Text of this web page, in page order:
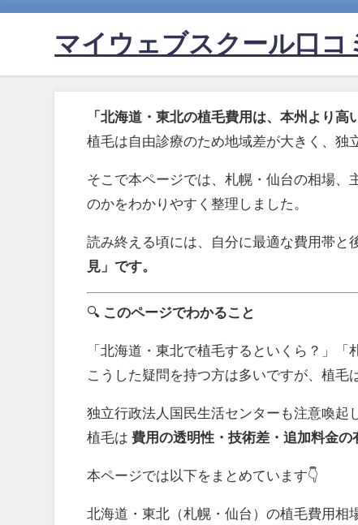
マイウェブスクール口
「北海道・東北の植毛費用は、本州より
植毛は自由診療のため地域差が大きく、独
そこで本ページでは、札幌・仙台の相場、
のかをわかりやすく整理しました。
読み終える頃には、自分に最適な費用帯と
見」です。
🔍 このページでわかること
「北海道・東北で植毛するといくら？」
こうした疑問を持つ方は多いですが、植毛
独立行政法人国民生活センターも注意喚起
植毛は費用の透明性・技術差・追加料金の
本ページでは以下をまとめています👇
北海道・東北（札幌・仙台）の植毛費用相